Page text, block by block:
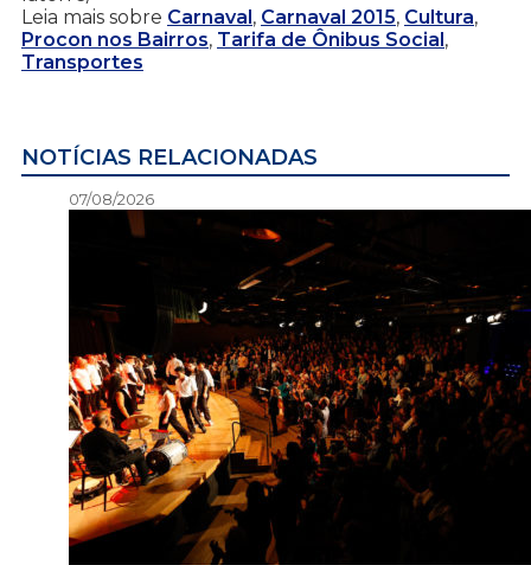
Leia mais sobre Carnaval, Carnaval 2015, Cultura,
Procon nos Bairros, Tarifa de Ônibus Social,
Transportes
NOTÍCIAS RELACIONADAS
07/08/2026